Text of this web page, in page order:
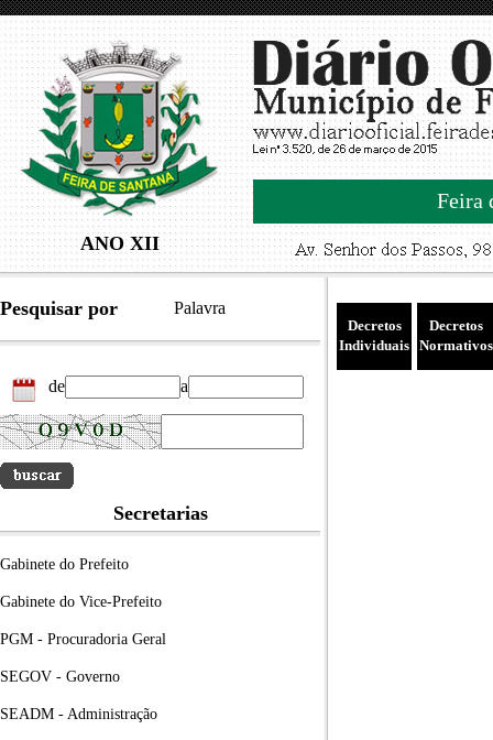
ANO XII
Feira
Pesquisar por Palavra
de a
Secretarias
Gabinete do Prefeito
Gabinete do Vice-Prefeito
PGM - Procuradoria Geral
SEGOV - Governo
SEADM - Administração
Decretos
Individuais
Decretos
Normativos